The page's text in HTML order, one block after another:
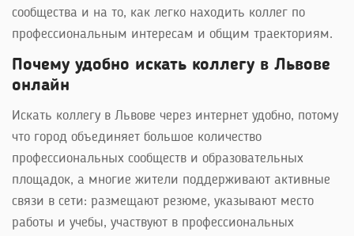
сообщества и на то, как легко находить коллег по
профессиональным интересам и общим траекториям.
Почему удобно искать коллегу в Львове
онлайн
Искать коллегу в Львове через интернет удобно, потому
что город объединяет большое количество
профессиональных сообществ и образовательных
площадок, а многие жители поддерживают активные
связи в сети: размещают резюме, указывают место
работы и учебы, участвуют в профессиональных